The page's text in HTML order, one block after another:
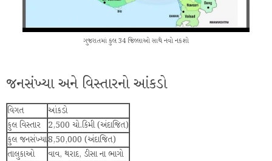
ગુજરાતમાં કુલ 34 જિલ્લાઓ સાથે નવો નકશો
જનસંખ્યા અને વિસ્તારનો આંકડો
વિગત
આંકડો
કુલ વિસ્તાર
2,500 ચો.કિમી (અંદાજિત)
કુલ જનસંખ્યા8,50,000 (અંદાજિત)
તાલુકાઓ
વાવ, થરાદ, ડીસા ના ભાગો